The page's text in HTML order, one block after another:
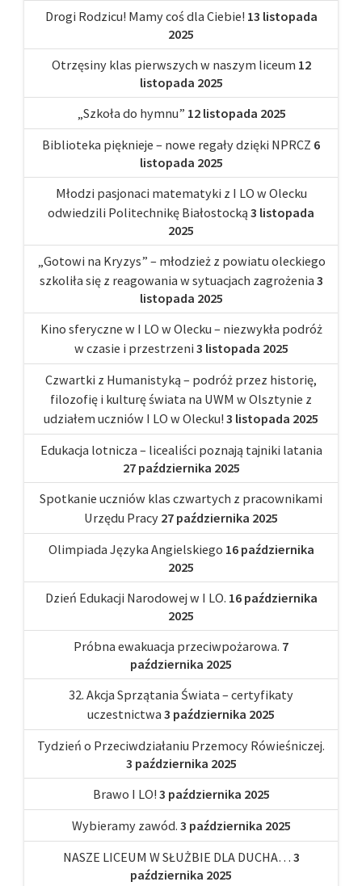
Drogi Rodzicu! Mamy coś dla Ciebie! 13 listopada
2025
Otrzęsiny klas pierwszych w naszym liceum 12
listopada 2025
„Szkoła do hymnu” 12 listopada 2025
Biblioteka pięknieje – nowe regały dzięki NPRCZ 6
listopada 2025
Młodzi pasjonaci matematyki z I LO w Olecku
odwiedzili Politechnikę Białostocką 3 listopada
2025
„Gotowi na Kryzys” – młodzież z powiatu oleckiego
szkoliła się z reagowania w sytuacjach zagrożenia 3
listopada 2025
Kino sferyczne w I LO w Olecku – niezwykła podróż
w czasie i przestrzeni 3 listopada 2025
Czwartki z Humanistyką – podróż przez historię,
filozofię i kulturę świata na UWM w Olsztynie z
udziałem uczniów I LO w Olecku! 3 listopada 2025
Edukacja lotnicza – licealiści poznają tajniki latania
27 października 2025
Spotkanie uczniów klas czwartych z pracownikami
Urzędu Pracy 27 października 2025
Olimpiada Języka Angielskiego 16 października
2025
Dzień Edukacji Narodowej w I LO. 16 października
2025
Próbna ewakuacja przeciwpożarowa. 7
października 2025
32. Akcja Sprzątania Świata – certyfikaty
uczestnictwa 3 października 2025
Tydzień o Przeciwdziałaniu Przemocy Rówieśniczej.
3 października 2025
Brawo I LO! 3 października 2025
Wybieramy zawód. 3 października 2025
NASZE LICEUM W SŁUŻBIE DLA DUCHA… 3
października 2025